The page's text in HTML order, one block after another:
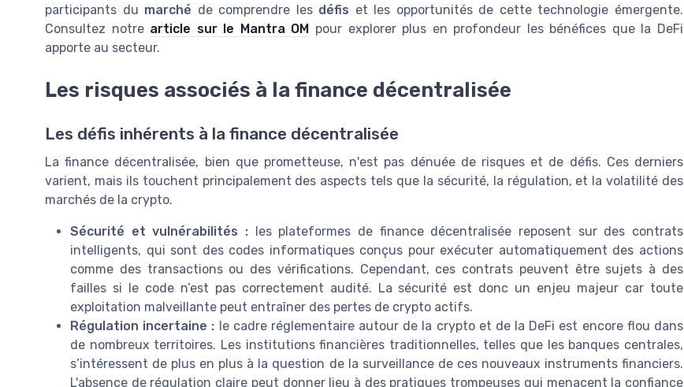
participants du marché de comprendre les défis et les opportunités de cette technologie émergente.
Consultez notre article sur le Mantra OM pour explorer plus en profondeur les bénéfices que la DeFi
apporte au secteur.
Les risques associés à la finance décentralisée
Les défis inhérents à la finance décentralisée
La finance décentralisée, bien que prometteuse, n'est pas dénuée de risques et de défis. Ces derniers
varient, mais ils touchent principalement des aspects tels que la sécurité, la régulation, et la volatilité des
marchés de la crypto.
Sécurité et vulnérabilités : les plateformes de finance décentralisée reposent sur des contrats
intelligents, qui sont des codes informatiques conçus pour exécuter automatiquement des actions
comme des transactions ou des vérifications. Cependant, ces contrats peuvent être sujets à des
failles si le code n’est pas correctement audité. La sécurité est donc un enjeu majeur car toute
exploitation malveillante peut entraîner des pertes de crypto actifs.
Régulation incertaine : le cadre réglementaire autour de la crypto et de la DeFi est encore flou dans
de nombreux territoires. Les institutions financières traditionnelles, telles que les banques centrales,
s’intéressent de plus en plus à la question de la surveillance de ces nouveaux instruments financiers.
L'absence de régulation claire peut donner lieu à des pratiques trompeuses qui menacent la confiance